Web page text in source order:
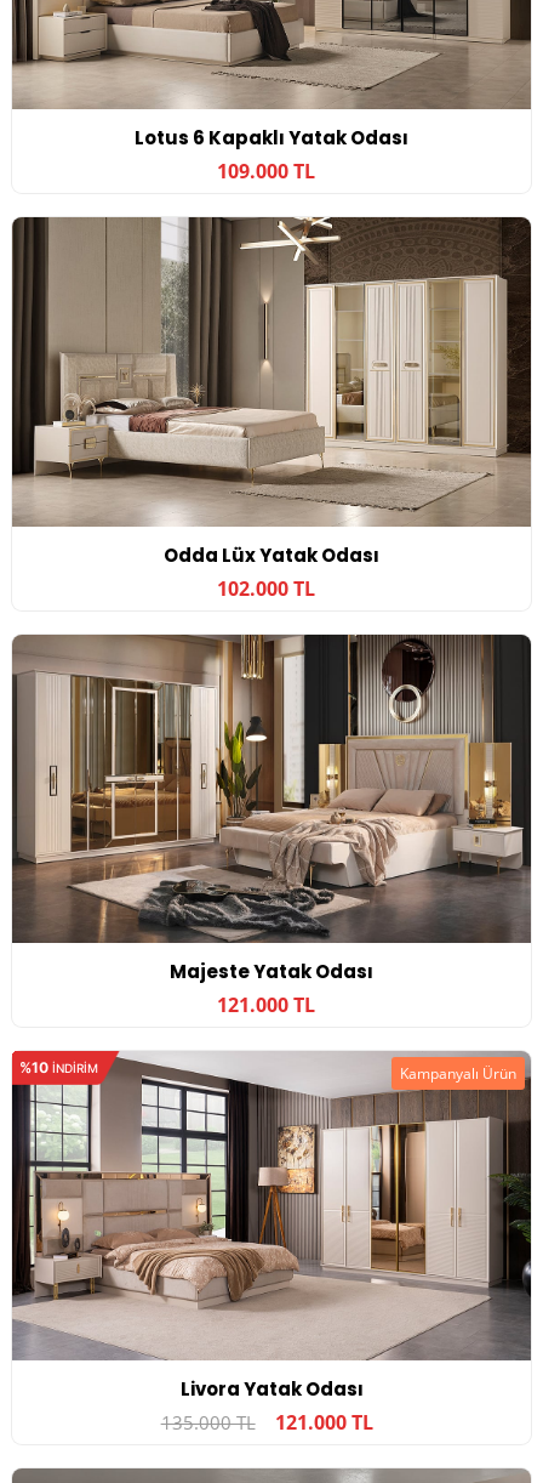
Lotus 6 Kapaklı Yatak Odası
109.000 TL
Odda Lüx Yatak Odası
102.000 TL
Majeste Yatak Odası
121.000 TL
%10 INDIRIM
Livora Yatak Odası
135.000 TL 121.000 TL
Kampanyalı Ürün